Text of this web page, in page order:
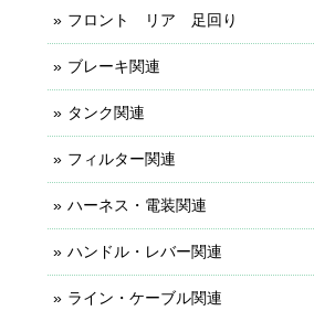
フロント リア 足回り
ブレーキ関連
タンク関連
フィルター関連
ハーネス・電装関連
ハンドル・レバー関連
ライン・ケーブル関連